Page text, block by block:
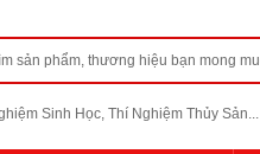
Sinh Học, Thí Nghiệm Thủy Sản...